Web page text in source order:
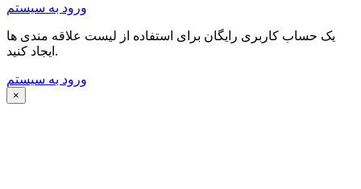
ورود به سیستم
یک حساب کاربری رایگان برای استفاده از لیست علاقه مندی ها
ایجاد کنید.
ورود به سیستم
×